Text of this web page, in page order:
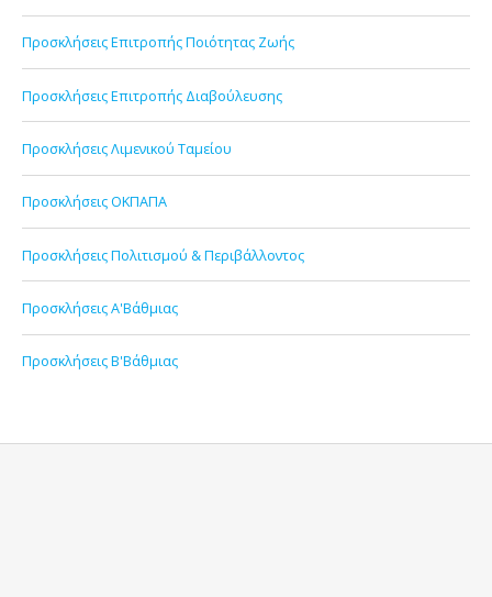
Προσκλήσεις Επιτροπής Ποιότητας Ζωής
Προσκλήσεις Επιτροπής Διαβούλευσης
Προσκλήσεις Λιμενικού Ταμείου
Προσκλήσεις ΟΚΠΑΠΑ
Προσκλήσεις Πολιτισμού & Περιβάλλοντος
Προσκλήσεις Α'Βάθμιας
Προσκλήσεις Β'Βάθμιας